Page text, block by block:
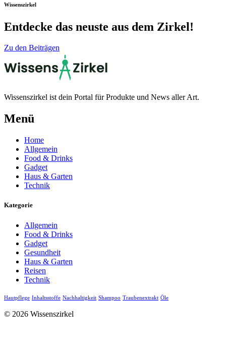
Wissenszirkel
Entdecke das neuste aus dem Zirkel!
Zu den Beiträgen
Wissenszirkel ist dein Portal für Produkte und News aller Art.
Menü
Home
Allgemein
Food & Drinks
Gadget
Haus & Garten
Technik
Kategorie
Allgemein
Food & Drinks
Gadget
Gesundheit
Haus & Garten
Reisen
Technik
Hautpflege Inhaltsstoffe Nachhaltigkeit Shampoo Traubenextrakt Öle
© 2026 Wissenszirkel